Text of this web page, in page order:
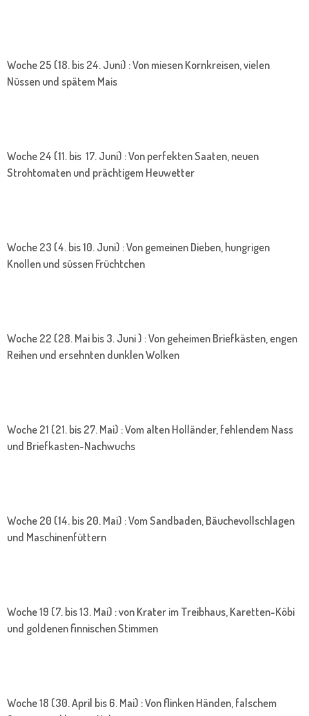
Woche 25 (18. bis 24. Juni) : Von miesen Kornkreisen, vielen
Nüssen und spätem Mais
Woche 24 (11. bis 17. Juni) : Von perfekten Saaten, neuen
Strohtomaten und prächtigem Heuwetter
Woche 23 (4. bis 10. Juni) : Von gemeinen Dieben, hungrigen
Knollen und süssen Früchtchen
Woche 22 (28. Mai bis 3. Juni ) : Von geheimen Briefkästen, engen
Reihen und ersehnten dunklen Wolken
Woche 21 (21. bis 27. Mai) : Vom alten Holländer, fehlendem Nass
und Briefkasten-Nachwuchs
Woche 20 (14. bis 20. Mai) : Vom Sandbaden, Bäuchevollschlagen
und Maschinenfüttern
Woche 19 (7. bis 13. Mai) : von Krater im Treibhaus, Karetten-Köbi
und goldenen finnischen Stimmen
Woche 18 (30. April bis 6. Mai) : Von flinken Händen, falschem